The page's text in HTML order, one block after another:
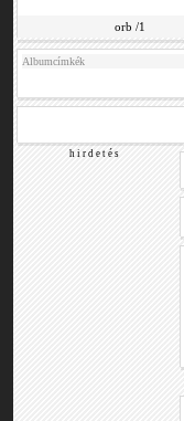
orb /1
Albumcímkék
h i r d e t é s